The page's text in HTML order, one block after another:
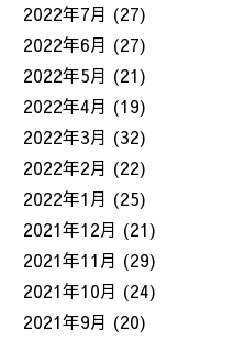
2022年7月 (27)
2022年6月 (27)
2022年5月 (21)
2022年4月 (19)
2022年3月 (32)
2022年2月 (22)
2022年1月 (25)
2021年12月 (21)
2021年11月 (29)
2021年10月 (24)
2021年9月 (20)